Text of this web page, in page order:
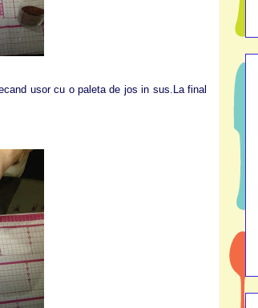
usor cu o paleta de jos in sus.La final